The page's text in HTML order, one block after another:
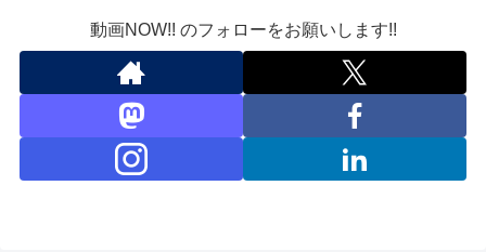
動画NOW!! のフォローをお願いします!!